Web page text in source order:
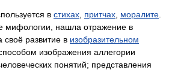
в стихах притчах моралите
мифологии, нашла отражение в
развитие в изобразительном
изображения аллегории
понятий; представления